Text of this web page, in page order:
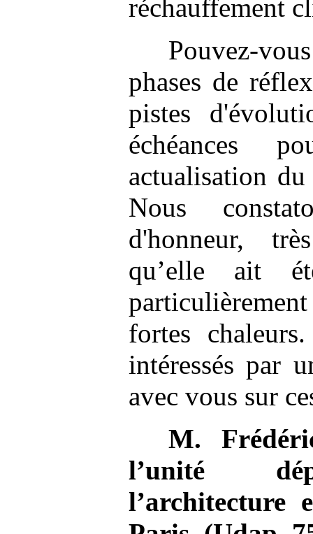
réchauffement
Pouvez-
phases de
pistes
échéances
actualisation
Nous
d'honneur,
qu’elle ait
fortes
intéressés par
avec vous sur
M.
l’unité
l’architecture